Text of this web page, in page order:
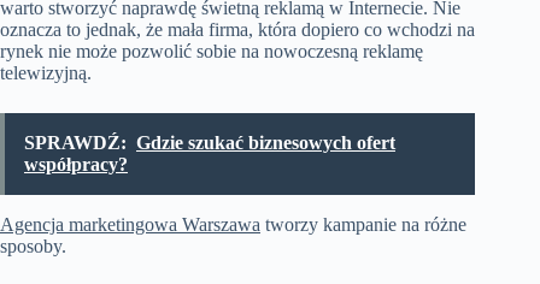
warto stworzyć naprawdę świetną reklamą w Internecie. Nie
oznacza to jednak, że mała firma, która dopiero co wchodzi na
rynek nie może pozwolić sobie na nowoczesną reklamę
telewizyjną.
SPRAWDŹ: Gdzie szukać biznesowych ofert
współpracy?
Agencja marketingowa Warszawa tworzy kampanie na różne
sposoby.